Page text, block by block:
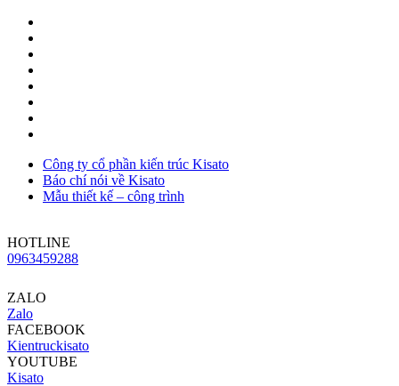
Công ty cổ phần kiến trúc Kisato
Báo chí nói về Kisato
Mẫu thiết kế – công trình
HOTLINE
0963459288
ZALO
Zalo
FACEBOOK
Kientruckisato
YOUTUBE
Kisato